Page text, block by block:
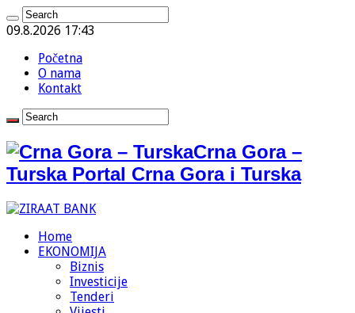
09.8.2026 17:43
Početna
O nama
Kontakt
Crna Gora –
Turska Portal Crna Gora i Turska
Home
EKONOMIJA
Biznis
Investicije
Tenderi